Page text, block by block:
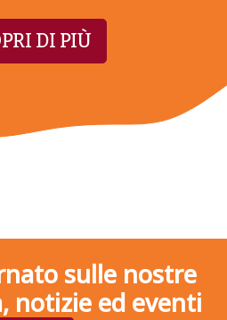
DI PIÙ
sulle nostre
notizie ed eventi